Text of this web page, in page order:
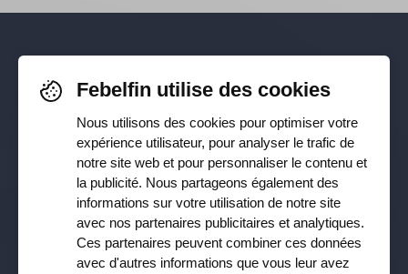
Pour rester informé-e de nos
dernières actualités, suivez-nous sur
Facebook,TikTok,X,LinkedIn&
Instagram
Recevez notre newsletter
Febelfin utilise des cookies
Nous utilisons des cookies pour optimiser votre
expérience utilisateur, pour analyser le trafic de
notre site web et pour personnaliser le contenu et
la publicité. Nous partageons également des
informations sur votre utilisation de notre site
avec nos partenaires publicitaires et analytiques.
Ces partenaires peuvent combiner ces données
avec d'autres informations que vous leur avez